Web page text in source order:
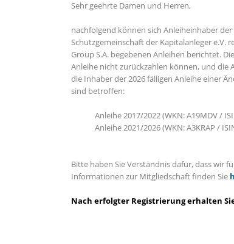
Sehr geehrte Damen und Herren,
nachfolgend können sich Anleiheinhaber
Schutzgemeinschaft der Kapitalanleger e.V.
Group S.A. begebenen Anleihen berichtet.
Anleihe nicht zurückzahlen können, und die
die Inhaber der 2026 fälligen Anleihe einer
sind betroffen:
Anleihe 2017/2022 (WKN: A19MDV /
Anleihe 2021/2026 (WKN: A3KRAP /
Bitte haben Sie Verständnis dafür, dass wir
Informationen zur Mitgliedschaft finden Sie
Nach erfolgter Registrierung erhalten